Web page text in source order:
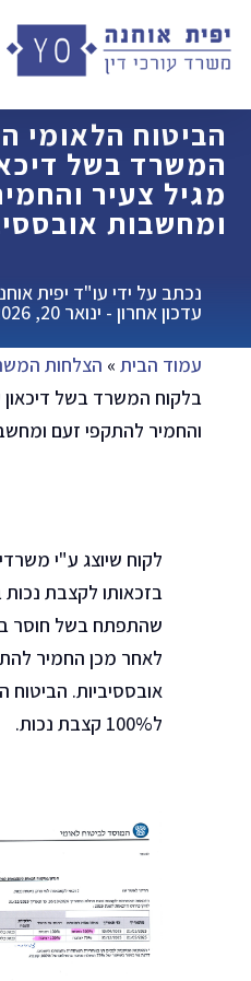
הביטוח הלאומי
המשרד בשל
מגיל צעיר
ומחשבות
נכתב על ידי עו"ד יפית
עדכון אחרון - ינואר 20, 2026
עמוד הבית» הצלחות
בלקוח המשרד בשל
והחמיר להתקפי זעם
לקוח שיוצג ע"י
בזכאותו לקצבת נכות
שהתפתח בשל חוסר
לאחר מכן החמיר
אובססיביות. הביטוח
ל100% קצבת נכות.